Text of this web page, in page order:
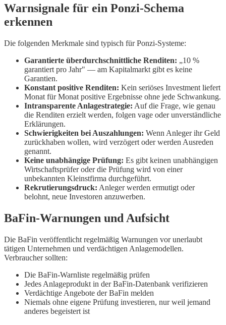
Warnsignale für ein Ponzi-Schema
erkennen
Die folgenden Merkmale sind typisch für Ponzi-Systeme:
Garantierte überdurchschnittliche Renditen: „10 %
garantiert pro Jahr" — am Kapitalmarkt gibt es keine
Garantien.
Konstant positive Renditen: Kein seriöses Investment liefert
Monat für Monat positive Ergebnisse ohne jede Schwankung.
Intransparente Anlagestrategie: Auf die Frage, wie genau
die Renditen erzielt werden, folgen vage oder unverständliche
Erklärungen.
Schwierigkeiten bei Auszahlungen: Wenn Anleger ihr Geld
zurückhaben wollen, wird verzögert oder werden Ausreden
genannt.
Keine unabhängige Prüfung: Es gibt keinen unabhängigen
Wirtschaftsprüfer oder die Prüfung wird von einer
unbekannten Kleinstfirma durchgeführt.
Rekrutierungsdruck: Anleger werden ermutigt oder
belohnt, neue Investoren anzuwerben.
BaFin-Warnungen und Aufsicht
Die BaFin veröffentlicht regelmäßig Warnungen vor unerlaubt
tätigen Unternehmen und verdächtigen Anlagemodellen.
Verbraucher sollten:
Die BaFin-Warnliste regelmäßig prüfen
Jedes Anlageprodukt in der BaFin-Datenbank verifizieren
Verdächtige Angebote der BaFin melden
Niemals ohne eigene Prüfung investieren, nur weil jemand
anderes begeistert ist